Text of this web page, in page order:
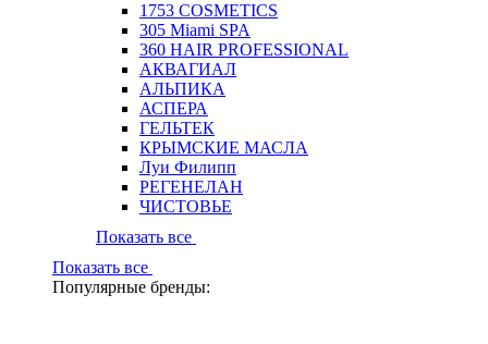
1753 COSMETICS
305 Miami SPA
360 HAIR PROFESSIONAL
АКВАГИАЛ
АЛЬПИКА
АСПЕРА
ГЕЛЬТЕК
КРЫМСКИЕ МАСЛА
Луи Филипп
РЕГЕНЕЛАН
ЧИСТОВЬЕ
Показать все
Показать все
Популярные бренды: